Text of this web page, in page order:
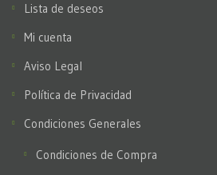
Lista de deseos
Mi cuenta
Aviso Legal
Política de Privacidad
Condiciones Generales
Condiciones de Compra